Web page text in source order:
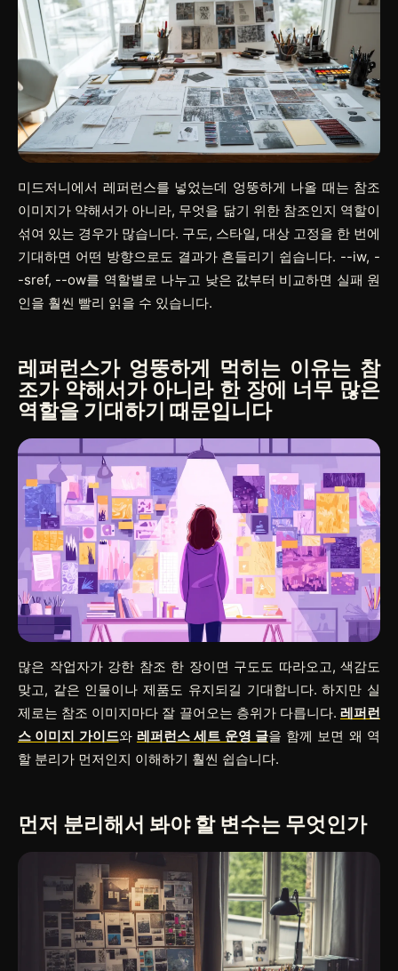
미드저니에서 레퍼런스를 넣었는데 엉뚱하게 나올 때는 참조
이미지가 약해서가 아니라, 무엇을 닮기 위한 참조인지 역할이
섞여 있는 경우가 많습니다. 구도, 스타일, 대상 고정을 한 번에
기대하면 어떤 방향으로도 결과가 흔들리기 쉽습니다. --iw, -
-sref, --ow를 역할별로 나누고 낮은 값부터 비교하면 실패 원
인을 훨씬 빨리 읽을 수 있습니다.
레퍼런스가 엉뚱하게 먹히는 이유는 참
조가 약해서가 아니라 한 장에 너무 많은
역할을 기대하기 때문입니다
많은 작업자가 강한 참조 한 장이면 구도도 따라오고, 색감도
맞고, 같은 인물이나 제품도 유지되길 기대합니다. 하지만 실
제로는 참조 이미지마다 잘 끌어오는 층위가 다릅니다. 레퍼런
스 이미지 가이드와 레퍼런스 세트 운영 글을 함께 보면 왜 역
할 분리가 먼저인지 이해하기 훨씬 쉽습니다.
먼저 분리해서 봐야 할 변수는 무엇인가